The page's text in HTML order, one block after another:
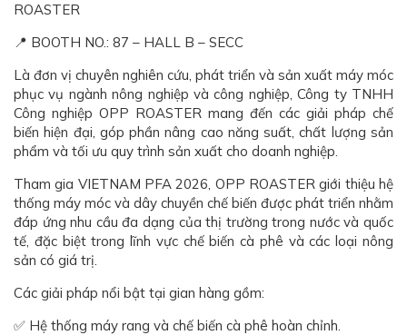
ROASTER
📍 BOOTH NO.: 87 – HALL B – SECC
Là đơn vị chuyên nghiên cứu, phát triển và sản xuất máy móc
phục vụ ngành nông nghiệp và công nghiệp, Công ty TNHH
Công nghiệp OPP ROASTER mang đến các giải pháp chế
biến hiện đại, góp phần nâng cao năng suất, chất lượng sản
phẩm và tối ưu quy trình sản xuất cho doanh nghiệp.
Tham gia VIETNAM PFA 2026, OPP ROASTER giới thiệu hệ
thống máy móc và dây chuyền chế biến được phát triển nhằm
đáp ứng nhu cầu đa dạng của thị trường trong nước và quốc
tế, đặc biệt trong lĩnh vực chế biến cà phê và các loại nông
sản có giá trị.
Các giải pháp nổi bật tại gian hàng gồm:
✅ Hệ thống máy rang và chế biến cà phê hoàn chỉnh.